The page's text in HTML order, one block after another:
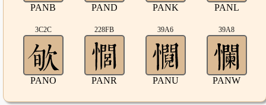
PANB PAND PANK PANL
3C2C
PANO
228FB
PANR
39A6
PANU
39A8
PANW